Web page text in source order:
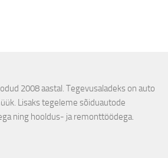
2008 aastal. Tegevusaladeks on auto
Lisaks tegeleme sõiduautode
ning hooldus- ja remonttöödega.